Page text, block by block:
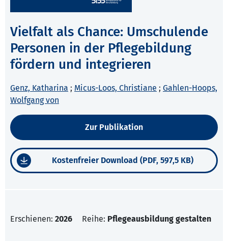
Vielfalt als Chance: Umschulende
Personen in der Pflegebildung
fördern und integrieren
Genz, Katharina ; Micus-Loos, Christiane ; Gahlen-Hoops,
Wolfgang von
Zur Publikation
Kostenfreier Download (PDF, 597,5 KB)
Erschienen: 2026 Reihe: Pflegeausbildung gestalten